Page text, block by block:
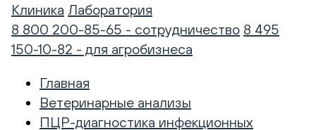
Клиника Лаборатория
8 800 200-85-65 - сотрудничество 8 495
150-10-82 - для агробизнеса
Главная
Ветеринарные анализы
ПЦР-диагностика инфекционных